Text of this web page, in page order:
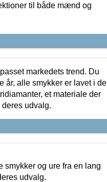
til både mænd og
markedets trend. Du
år, alle smykker er lavet i de
et materiale der
udvalg.
smykker og ure fra en lang
udvalg.